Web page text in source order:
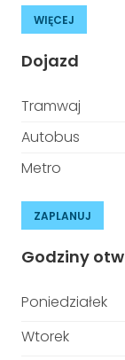
WIĘCEJ
Dojazd
Tramwaj
Autobus
Metro
ZAPLANUJ
Godziny
Poniedziałek
Wtorek